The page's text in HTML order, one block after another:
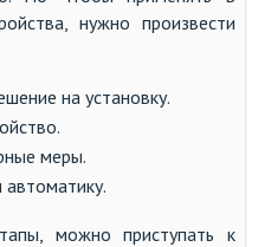
нужно произвести
на установку.
меры.
можно приступать к